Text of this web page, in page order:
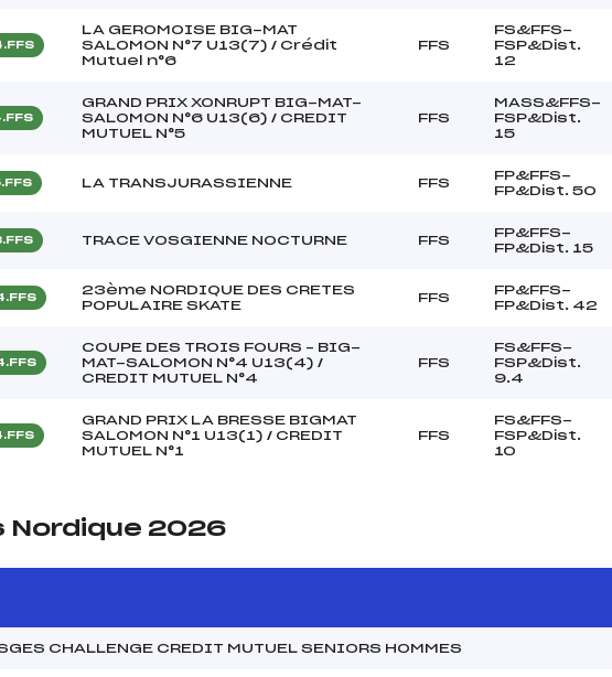
LA GEROMOISE BIG-MAT
SALOMON N°7 U13(7) / Crédit
Mutuel n°6
FFS
FS&FFS-
FSP&Dist.
12
GRAND PRIX XONRUPT BIG-MAT-
SALOMON N°6 U13(6) / CREDIT
MUTUEL N°5
FFS
MASS&FFS-
FSP&Dist.
15
LA TRANSJURASSIENNE FFS
FP&FFS-
FP&Dist. 50
TRACE VOSGIENNE NOCTURNE FFS
FP&FFS-
FP&Dist. 15
23ème NORDIQUE DES CRETES
POPULAIRE SKATE
FFS
FP&FFS-
FP&Dist. 42
COUPE DES TROIS FOURS – BIG-
MAT-SALOMON N°4 U13(4) /
CREDIT MUTUEL N°4
FFS
FS&FFS-
FSP&Dist.
9.4
GRAND PRIX LA BRESSE BIGMAT
SALOMON N°1 U13(1) / CREDIT
MUTUEL N°1
FFS
FS&FFS-
FSP&Dist.
10
Nordique 2026
CHALLENGE CREDIT MUTUEL SENIORS HOMMES